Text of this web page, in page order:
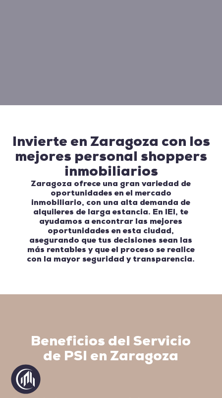
Invierte en Zaragoza con los
mejores personal shoppers
inmobiliarios
Zaragoza ofrece una gran variedad de
oportunidades en el mercado
inmobiliario, con una alta demanda de
alquileres de larga estancia. En IEI, te
ayudamos a encontrar las mejores
oportunidades en esta ciudad,
asegurando que tus decisiones sean las
más rentables y que el proceso se realice
con la mayor seguridad y transparencia.
Beneficios del Servicio
de PSI en Zaragoza